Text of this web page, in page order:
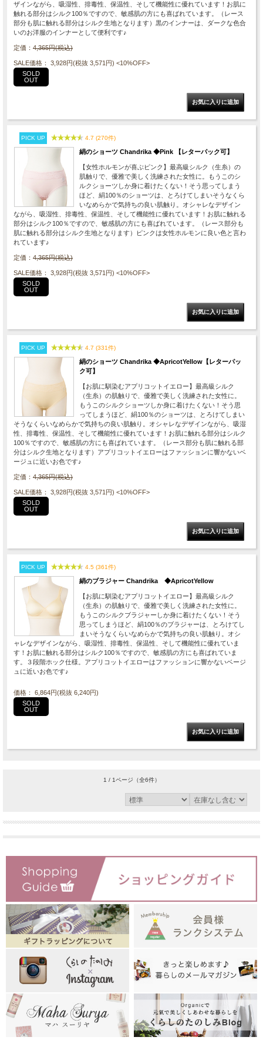
ザインながら、吸湿性、排毒性、保温性、そして機能性に優れています！お肌に
触れる部分はシルク100％ですので、敏感肌の方にも喜ばれています。（レース
部分も肌に触れる部分はシルク生地となります）黒のインナーは、ダークな色合
いのお洋服のインナーとして便利です♪
定価： 4,365円(税込)
SALE価格： 3,928円(税抜 3,571円) <10%OFF>
SOLD
OUT
PICK UP 4.7 (270件)
絹のショーツ Chandrika ◆Pink 【レターパック可】
【女性ホルモンが喜ぶピンク】最高級シルク（生糸）の
肌触りで、優雅で美しく洗練された女性に。もうこのシ
ルクショーツしか身に着けたくない！そう思ってしまう
ほど、絹100％のショーツは、とろけてしまいそうなくら
いなめらかで気持ちの良い肌触り。オシャレなデザイン
ながら、吸湿性、排毒性、保温性、そして機能性に優れています！お肌に触れる
部分はシルク100％ですので、敏感肌の方にも喜ばれています。（レース部分も
肌に触れる部分はシルク生地となります）ピンクは女性ホルモンに良い色と言わ
れています♪
定価： 4,365円(税込)
SALE価格： 3,928円(税抜 3,571円) <10%OFF>
SOLD
OUT
PICK UP 4.7 (331件)
絹のショーツ Chandrika ◆ApricotYellow【レターパッ
ク可】
【お肌に馴染むアプリコットイエロー】最高級シルク
（生糸）の肌触りで、優雅で美しく洗練された女性に。
もうこのシルクショーツしか身に着けたくない！そう思
ってしまうほど、絹100％のショーツは、とろけてしまい
そうなくらいなめらかで気持ちの良い肌触り。オシャレなデザインながら、吸湿
性、排毒性、保温性、そして機能性に優れています！お肌に触れる部分はシルク
100％ですので、敏感肌の方にも喜ばれています。（レース部分も肌に触れる部
分はシルク生地となります）アプリコットイエローはファッションに響かないベ
ージュに近いお色です♪
定価： 4,365円(税込)
SALE価格： 3,928円(税抜 3,571円) <10%OFF>
SOLD
OUT
PICK UP 4.5 (361件)
絹のブラジャー Chandrika ◆ApricotYellow
【お肌に馴染むアプリコットイエロー】最高級シルク
（生糸）の肌触りで、優雅で美しく洗練された女性に。
もうこのシルクブラジャーしか身に着けたくない！そう
思ってしまうほど、絹100％のブラジャーは、とろけてし
まいそうなくらいなめらかで気持ちの良い肌触り。オシ
ャレなデザインながら、吸湿性、排毒性、保温性、そして機能性に優れていま
す！お肌に触れる部分はシルク100％ですので、敏感肌の方にも喜ばれていま
す。３段階ホック仕様。アプリコットイエローはファッションに響かないベージ
ュに近いお色です♪
価格： 6,864円(税抜 6,240円)
SOLD
OUT
1 / 1ページ （全6件）